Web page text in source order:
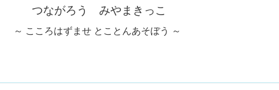
つながろう みやまきっこ
～ こころはずませ とことんあそぼう ～